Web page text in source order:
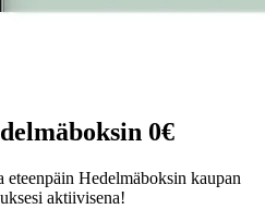
0€
eteenpäin Hedelmäboksin kaupan
aktiivisena!